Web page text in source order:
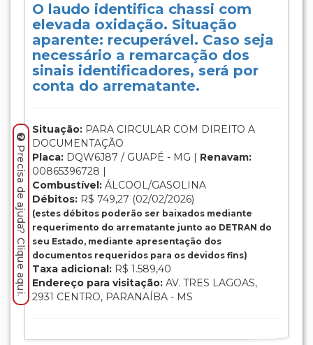
O laudo identifica chassi com
elevada oxidação. Situação
aparente: recuperável. Caso seja
necessário a remarcação dos
sinais identificadores, será por
conta do arrematante.
Situação: PARA CIRCULAR COM DIREITO A
DOCUMENTAÇÃO
Placa: DQW6J87 / GUAPÉ - MG | Renavam:
00865396728 |
Combustível: ÁLCOOL/GASOLINA
Débitos: R$ 749,27 (02/02/2026)
(estes débitos poderão ser baixados mediante
requerimento do arrematante junto ao DETRAN do
seu Estado, mediante apresentação dos
documentos requeridos para os devidos fins)
Taxa adicional: R$ 1.589,40
Endereço para visitação: AV. TRES LAGOAS,
2931 CENTRO, PARANAÍBA - MS
Precisa de ajuda? Clique aqui.